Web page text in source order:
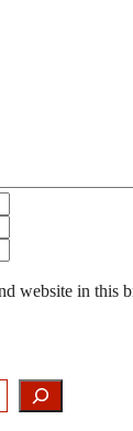
website in this